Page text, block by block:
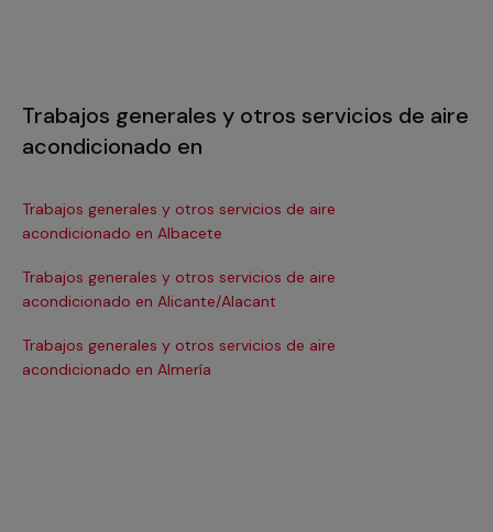
Trabajos generales y otros servicios de aire
acondicionado en
Trabajos generales y otros servicios de aire
acondicionado en Albacete
Trabajos generales y otros servicios de aire
acondicionado en Alicante/Alacant
Trabajos generales y otros servicios de aire
acondicionado en Almería